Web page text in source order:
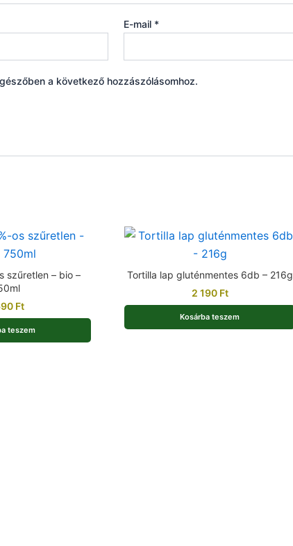
E-mail *
a következő hozzászólásomhoz.
szűretlen – bio –
Ft
teszem
Tortilla lap gluténmentes 6db – 216g
2 190 Ft
Kosárba teszem